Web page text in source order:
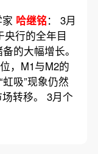
哈继铭： 3月
央行的全年目
的大幅增长。
，M1与M2的
吸”现象仍然
转移。 3月个